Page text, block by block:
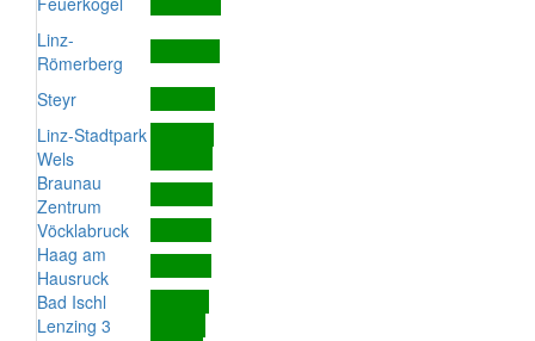
Linz-
Römerberg
Steyr
Linz-Stadtpark
Wels
Braunau
Zentrum
Vöcklabruck
Haag am
Hausruck
Bad Ischl
Lenzing 3